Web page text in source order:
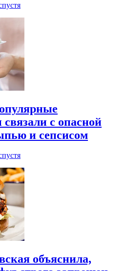
с опасной
и сепсисом
объяснила,